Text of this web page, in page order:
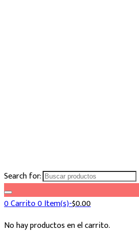
Search for:
0Carrito0 Item(s)-$0.00
No hay productos en el carrito.